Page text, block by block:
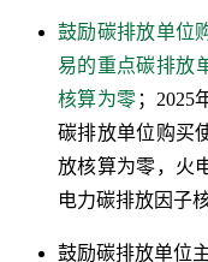
鼓励碳排放单位
易的重点碳排放
核算为零 ；2025
碳排放单位购买
放核算为零，火
电力碳排放因子核
鼓励碳排放单位